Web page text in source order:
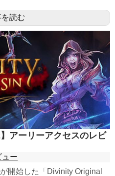
読む
アーリーアクセスのレビ
ュー
開始した「Divinity Original